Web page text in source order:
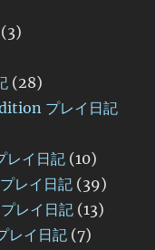
(3)
(28)
プレイ日記
イ日記 (10)
レイ日記 (39)
レイ日記 (13)
レイ日記 (7)